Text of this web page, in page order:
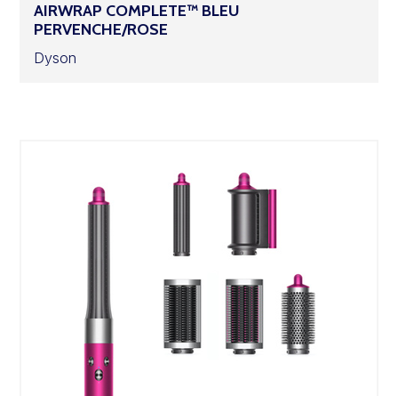
AIRWRAP COMPLETE™ BLEU
PERVENCHE/ROSE
Dyson